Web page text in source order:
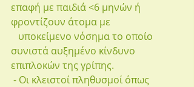
επαφή με παιδιά <6 μηνών ή
φροντίζουν άτομα με
συνιστά αυξημένο κίνδυνο
επιπλοκών της γρίπης.